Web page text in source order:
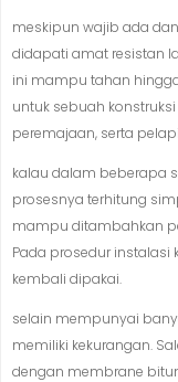
meskipun wajib ada
didapati amat resistan
ini mampu tahan
untuk sebuah
peremajaan, serta
kalau dalam beberapa
prosesnya terhitung
mampu ditambahkan
Pada prosedur
kembali dipakai.
selain mempunyai
memiliki kekurangan.
dengan membrane